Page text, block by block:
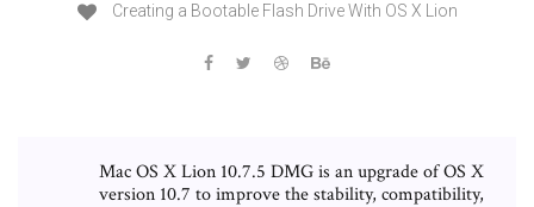
Creating a Bootable Flash Drive With OS X Lion
Mac OS X Lion 10.7.5 DMG is an upgrade of OS X
version 10.7 to improve the stability, compatibility,